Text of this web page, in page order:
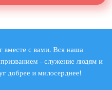
вместе с вами. Вся наша
- служение людям и
добрее и милосерднее!